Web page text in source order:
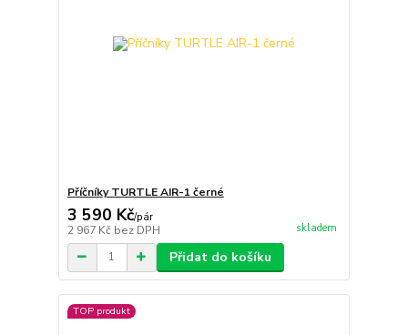
Příčníky TURTLE AIR-1 černé
3 590 Kč/pár
2 967 Kč bez DPH skladem
Přidat do košíku
TOP produkt